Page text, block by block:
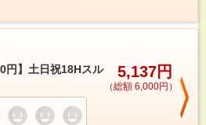
円】土日祝18Hスル
5,137円
（総額 6,000円）